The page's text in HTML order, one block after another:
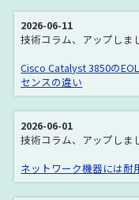
2026-06-11
技術コラム、アップしま
Cisco Catalyst 3850の
センスの違い
2026-06-01
技術コラム、アップしま
ネットワーク機器には耐